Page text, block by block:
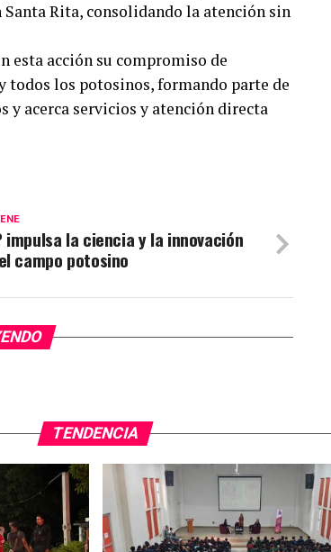
Santa Rita, consolidando la atención sin
esta acción su compromiso de
todos los potosinos, formando parte de
acerca servicios y atención directa
impulsa la ciencia y la innovación
campo potosino
TENDENCIA